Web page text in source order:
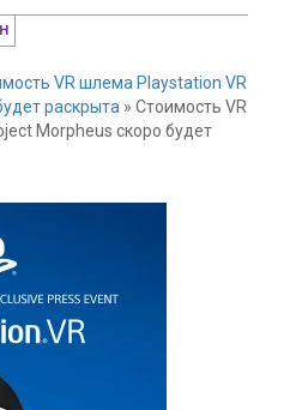
VR шлема Playstation VR
раскрыта » Стоимость VR
Morpheus скоро будет